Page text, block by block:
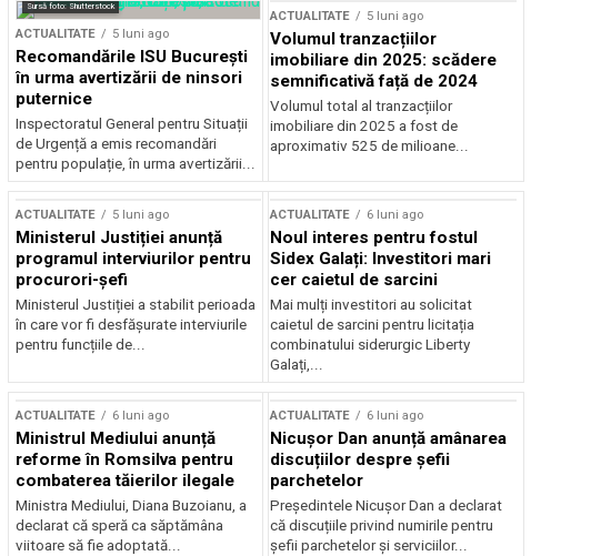
Sursă foto: Shutterstock
ACTUALITATE 5 luni ago
Recomandările ISU București
în urma avertizării de ninsori
puternice
Inspectoratul General pentru Situații
de Urgență a emis recomandări
pentru populație, în urma avertizării...
ACTUALITATE 5 luni ago
Volumul tranzacțiilor
imobiliare din 2025: scădere
semnificativă față de 2024
Volumul total al tranzacțiilor
imobiliare din 2025 a fost de
aproximativ 525 de milioane...
ACTUALITATE 5 luni ago
Ministerul Justiției anunță
programul interviurilor pentru
procurori-șefi
Ministerul Justiției a stabilit perioada
în care vor fi desfășurate interviurile
pentru funcțiile de...
ACTUALITATE 6 luni ago
Noul interes pentru fostul
Sidex Galați: Investitori mari
cer caietul de sarcini
Mai mulți investitori au solicitat
caietul de sarcini pentru licitația
combinatului siderurgic Liberty
Galați,...
ACTUALITATE 6 luni ago
Ministrul Mediului anunță
reforme în Romsilva pentru
combaterea tăierilor ilegale
Ministra Mediului, Diana Buzoianu, a
declarat că speră ca săptămâna
viitoare să fie adoptată...
ACTUALITATE 6 luni ago
Nicușor Dan anunță amânarea
discuțiilor despre șefii
parchetelor
Președintele Nicușor Dan a declarat
că discuțiile privind numirile pentru
șefii parchetelor și serviciilor...